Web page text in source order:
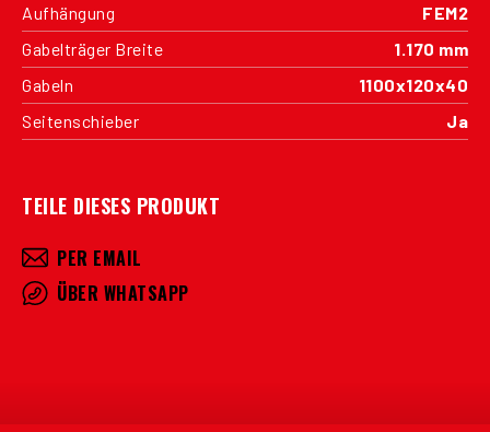
Aufhängung
FEM2
Gabelträger Breite
1.170 mm
Gabeln
1100x120x40
Seitenschieber
Ja
TEILE DIESES PRODUKT
PER EMAIL
ÜBER WHATSAPP